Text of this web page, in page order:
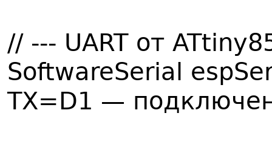
// --- UART от
SoftwareSerial
TX=D1 —